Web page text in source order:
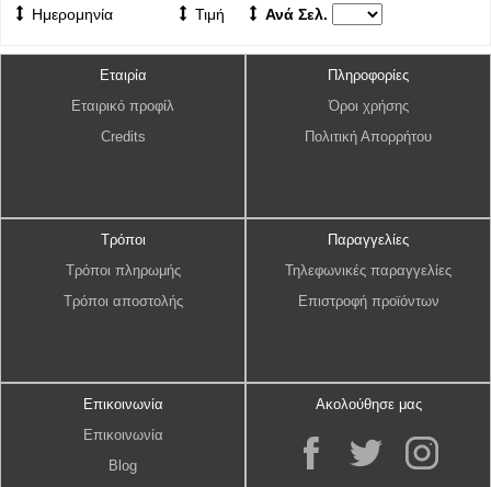
Ημερομηνία Τιμή Ανά Σελ.
Εταιρία
Εταιρικό προφίλ
Credits
Πληροφορίες
Όροι χρήσης
Πολιτική Απορρήτου
Τρόποι
Τρόποι πληρωμής
Τρόποι αποστολής
Παραγγελίες
Τηλεφωνικές παραγγελίες
Επιστροφή προϊόντων
Επικοινωνία
Επικοινωνία
Blog
Ακολούθησε μας